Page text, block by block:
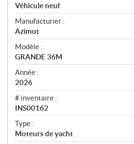
p
e
r
ç
u
Véhicule neuf
Manufacturier :
Azimut
Modèle :
GRANDE 36M
Année :
2026
# inventaire :
INS00162
Type :
Moteurs de yacht